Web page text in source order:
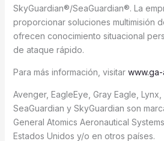
SkyGuardian®/SeaGuardian®. La
proporcionar soluciones multimisión
ofrecen conocimiento situacional
de ataque rápido.
Para más información, visitar www.ga-
Avenger, EagleEye, Gray Eagle,
SeaGuardian y SkyGuardian son
General Atomics Aeronautical
Estados Unidos y/o en otros países.